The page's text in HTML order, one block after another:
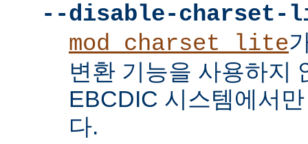
--disable-charset-
mod_charset_lite
변환 기능을 사용하지
EBCDIC 시스템에서
다.